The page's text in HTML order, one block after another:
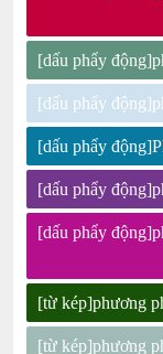
[dấu phẩy
[dấu phẩy
[dấu phẩy
[dấu phẩy
[dấu phẩy
[từ kép]phương
[từ kép]phương